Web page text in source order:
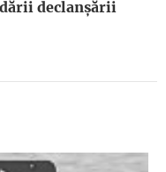
declanşării